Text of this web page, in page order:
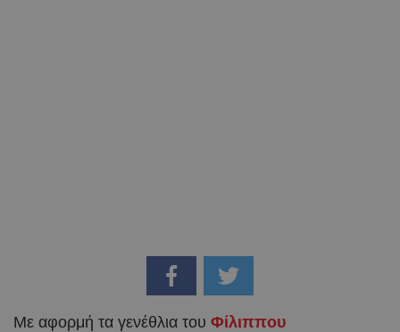
Με αφορμή τα γενέθλια του Φίλιππου